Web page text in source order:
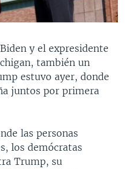
y el expresidente
también un
estuvo ayer, donde
juntos por primera
las personas
los demócratas
Trump, su